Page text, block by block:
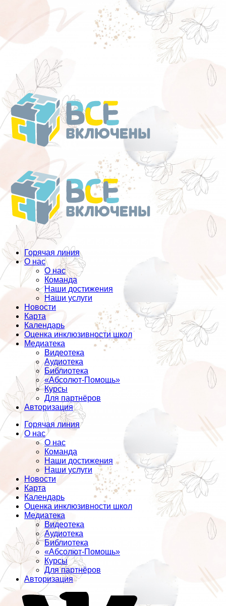
Перейти
к
содержанию
Горячая линия
О нас
О нас
Команда
Наши достижения
Наши услуги
Новости
Карта
Календарь
Оценка инклюзивности школ
Медиатека
Видеотека
Аудиотека
Библиотека
«Абсолют-Помощь»
Курсы
Для партнёров
Авторизация
Горячая линия
О нас
О нас
Команда
Наши достижения
Наши услуги
Новости
Карта
Календарь
Оценка инклюзивности школ
Медиатека
Видеотека
Аудиотека
Библиотека
«Абсолют-Помощь»
Курсы
Для партнёров
Авторизация